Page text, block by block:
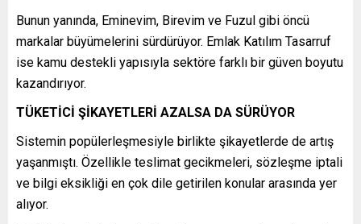
Bunun yanında, Eminevim, Birevim ve Fuzul gibi öncü
markalar büyümelerini sürdürüyor. Emlak Katılım Tasarruf
ise kamu destekli yapısıyla sektöre farklı bir güven boyutu
kazandırıyor.
TÜKETİCİ ŞİKAYETLERİ AZALSA DA SÜRÜYOR
Sistemin popülerleşmesiyle birlikte şikayetlerde de artış
yaşanmıştı. Özellikle teslimat gecikmeleri, sözleşme iptali
ve bilgi eksikliği en çok dile getirilen konular arasında yer
alıyor.